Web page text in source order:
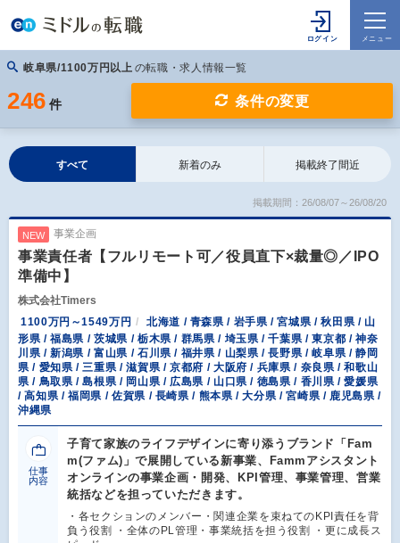
岐阜県/1100万円以上 の転職・求人情報一覧
246 件 条件の変更
すべて 新着のみ 掲載終了間近
掲載期間：26/08/07～26/08/20
NEW 事業企画
事業責任者【フルリモート可／役員直下×裁量◎／IPO
準備中】
株式会社Timers
1100万円～1549万円
北海道 / 青森県 / 岩手県 / 宮城県 / 秋田県 / 山
形県 / 福島県 / 茨城県 / 栃木県 / 群馬県 / 埼玉県 / 千葉県 / 東京都 / 神奈
川県 / 新潟県 / 富山県 / 石川県 / 福井県 / 山梨県 / 長野県 / 岐阜県 / 静岡
県 / 愛知県 / 三重県 / 滋賀県 / 京都府 / 大阪府 / 兵庫県 / 奈良県 / 和歌山
県 / 鳥取県 / 島根県 / 岡山県 / 広島県 / 山口県 / 徳島県 / 香川県 / 愛媛県
/ 高知県 / 福岡県 / 佐賀県 / 長崎県 / 熊本県 / 大分県 / 宮崎県 / 鹿児島県 /
沖縄県
仕事
内容
子育て家族のライフデザインに寄り添うブランド「Fam
m(ファム)」で展開している新事業、Fammアシスタント
オンラインの事業企画・開発、KPI管理、事業管理、営業
統括などを担っていただきます。
・各セクションのメンバー・関連企業を束ねてのKPI責任を背
負う役割 ・全体のPL管理・事業統括を担う役割 ・更に成長ス